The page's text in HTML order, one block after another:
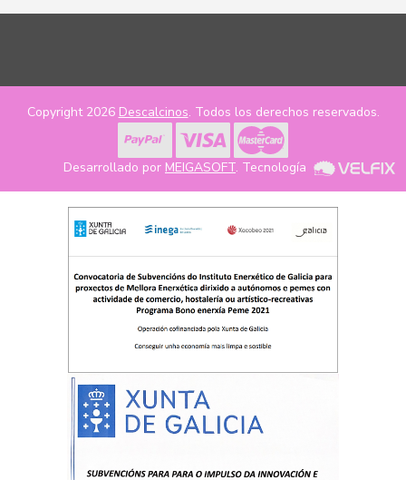
Copyright 2026 Descalcinos. Todos los derechos reservados.
Desarrollado por MEIGASOFT. Tecnología